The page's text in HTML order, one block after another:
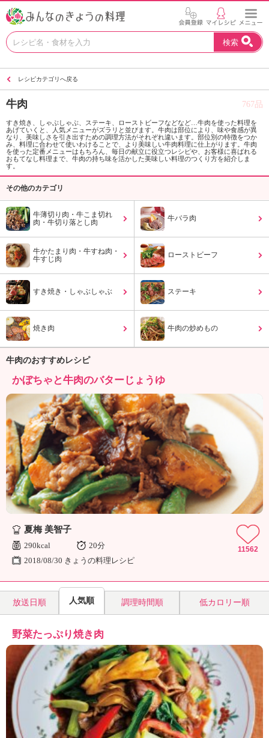
お
い
を
見
つ
け
H
デ
シ
ル
ん
な
の
き
ょ
う
の
料
理
」
検索
レシピカテゴリへ戻る
牛肉 767品
すき焼き、しゃぶしゃぶ、ステーキ、ローストビーフなどなど…牛肉を使った料理を
あげていくと、人気メニューがズラリと並びます。牛肉は部位により、味や食感が異
なり、美味しさを引き出すための調理方法がそれぞれ違います。部位別の特徴をつか
み、料理に合わせて使いわけることで、より美味しい牛肉料理に仕上がります。牛肉
を使った定番メニューはもちろん、毎日の献立に役立つレシピや、お客様に喜ばれる
おもてなし料理まで、牛肉の持ち味を活かした美味しい料理のつくり方を紹介しま
す。
その他のカテゴリ
牛薄切り肉・牛こま切れ
肉・牛切り落とし肉
牛バラ肉
牛かたまり肉・牛すね肉・
牛すじ肉
ローストビーフ
すき焼き・しゃぶしゃぶ ステーキ
焼き肉 牛肉の炒めもの
牛肉のおすすめレシピ
かぼちゃと牛肉のバターじょうゆ
夏梅 美智子
290kcal
20分
2018/08/30 きょうの料理レシピ
11562
放送日順 人気順 調理時間順 低カロリー順
野菜たっぷり焼き肉